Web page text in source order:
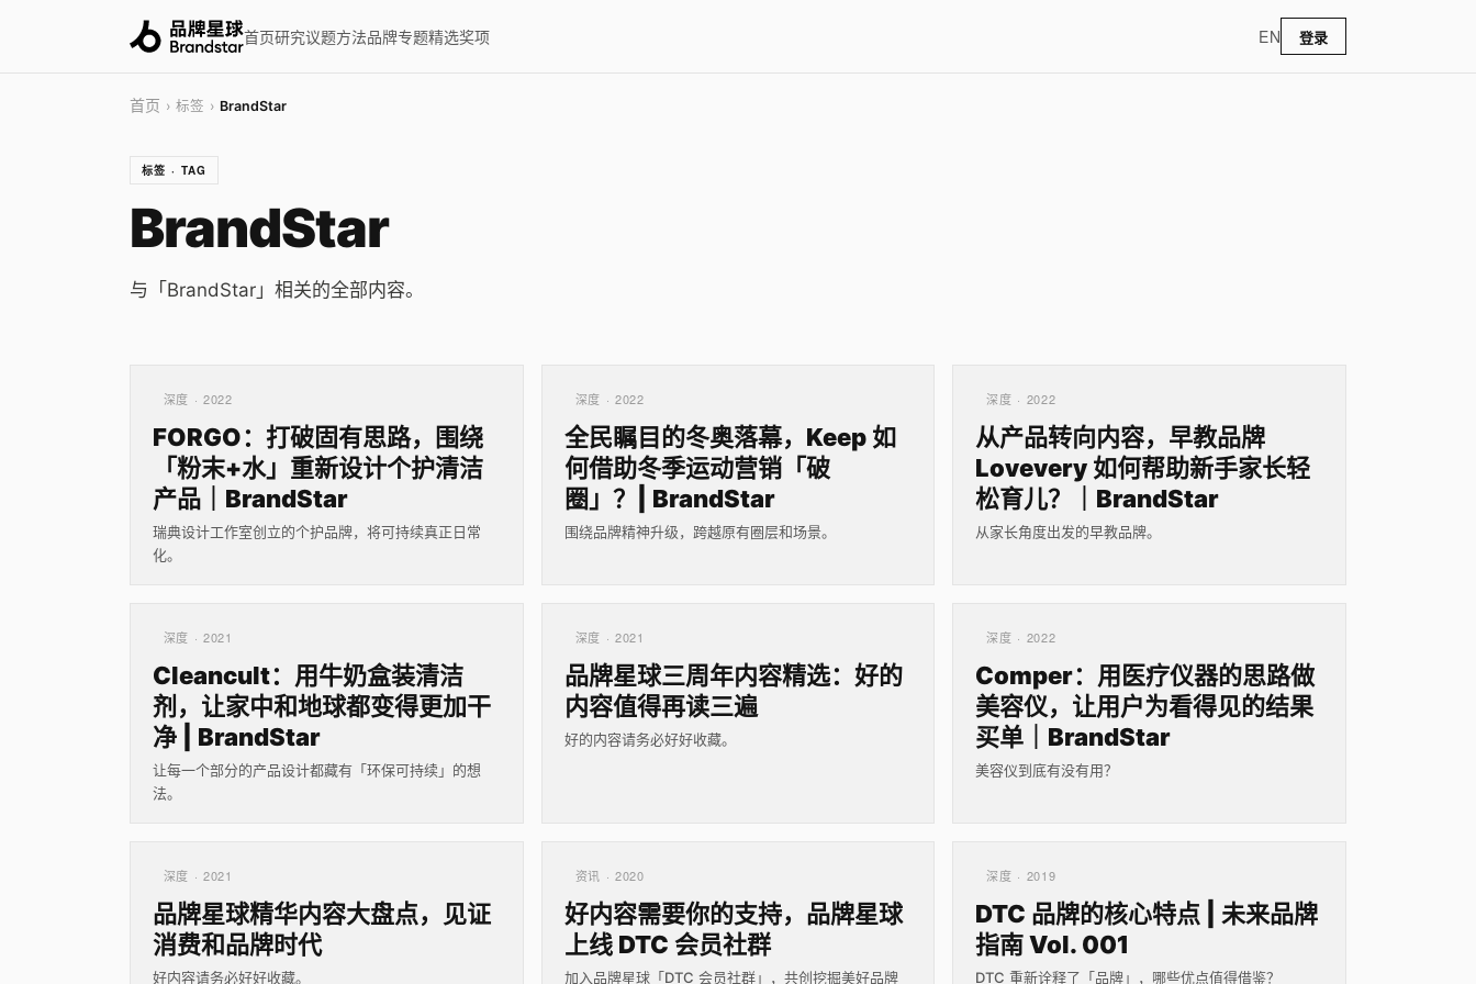
首页研究议题方法品牌专题精选奖项 EN 登录
首页 › 标签 › BrandStar
标签 · TAG
BrandStar
与「BrandStar」相关的全部内容。
深度 · 2022
FORGO：打破固有思路，围绕
「粉末+水」重新设计个护清洁
产品｜BrandStar
瑞典设计工作室创立的个护品牌，将可持续真正日常
化。
深度 · 2022
全民瞩目的冬奥落幕，Keep 如
何借助冬季运动营销「破
圈」？| BrandStar
围绕品牌精神升级，跨越原有圈层和场景。
深度 · 2022
从产品转向内容，早教品牌
Lovevery 如何帮助新手家长轻
松育儿？｜BrandStar
从家长角度出发的早教品牌。
深度 · 2021
Cleancult：用牛奶盒装清洁
剂，让家中和地球都变得更加干
净 | BrandStar
让每一个部分的产品设计都藏有「环保可持续」的想
法。
深度 · 2021
品牌星球三周年内容精选：好的
内容值得再读三遍
好的内容请务必好好收藏。
深度 · 2022
Comper：用医疗仪器的思路做
美容仪，让用户为看得见的结果
买单｜BrandStar
美容仪到底有没有用？
深度 · 2021
品牌星球精华内容大盘点，见证
消费和品牌时代
好内容请务必好好收藏。
资讯 · 2020
好内容需要你的支持，品牌星球
上线 DTC 会员社群
加入品牌星球「DTC 会员社群」，共创挖掘美好品牌
深度 · 2019
DTC 品牌的核心特点 | 未来品牌
指南 Vol. 001
DTC 重新诠释了「品牌」，哪些优点值得借鉴？